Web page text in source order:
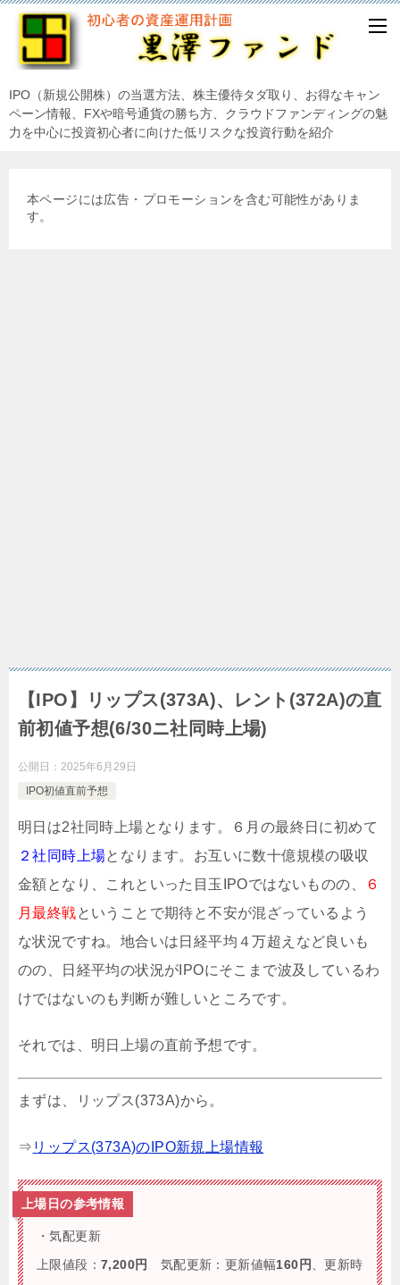
IPO（新規公開株）の当選方法、株主優待タダ取り、お得なキャン
ペーン情報、FXや暗号通貨の勝ち方、クラウドファンディングの魅
力を中心に投資初心者に向けた低リスクな投資行動を紹介
本ページには広告・プロモーションを含む可能性がありま
す。
【IPO】リップス(373A)、レント(372A)の直
前初値予想(6/30ニ社同時上場)
公開日： 2025年6月29日
IPO初値直前予想
明日は2社同時上場となります。６月の最終日に初めて
２社同時上場となります。お互いに数十億規模の吸収
金額となり、これといった目玉IPOではないものの、
６
月最終戦ということで期待と不安が混ざっているよう
な状況ですね。地合いは日経平均４万超えなど良いも
のの、日経平均の状況がIPOにそこまで波及しているわ
けではないのも判断が難しいところです。
それでは、明日上場の直前予想です。
まずは、リップス(373A)から。
⇒ リップス(373A)のIPO新規上場情報
上場日の参考情報
・気配更新
上限値段： 7,200円 気配更新：更新値幅160円
、更新時